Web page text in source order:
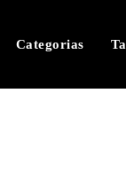
Categorias